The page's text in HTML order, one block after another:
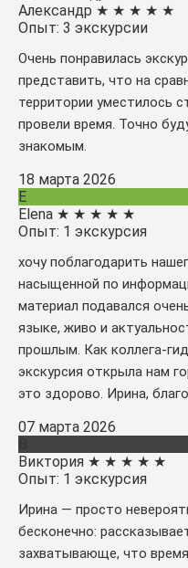
Александр ★ ★ ★ ★ ★
Опыт: 3 экскурсии
Очень понравилась
представить, что на
территории уместилось
провели время. Точно
знакомым.
18 марта 2026
E
Elena ★ ★ ★ ★ ★
Опыт: 1 экскурсия
хочу поблагодарить
насыщенной по
материал подавался
языке, живо и
прошлым. Как коллега-
экскурсия открыла нам
это здорово. Ирина,
07 марта 2026
Виктория ★ ★ ★ ★ ★
Опыт: 1 экскурсия
Ирина — просто
бесконечно:
захватывающе, что